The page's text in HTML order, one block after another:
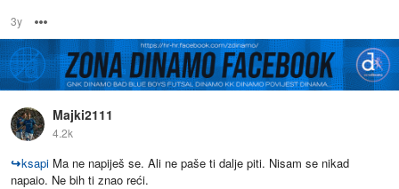
3y
Majki2111
4.2k
↪ksapi Ma ne napiješ se. Ali ne paše ti dalje piti. Nisam se nikad
napaio. Ne bih ti znao reći.